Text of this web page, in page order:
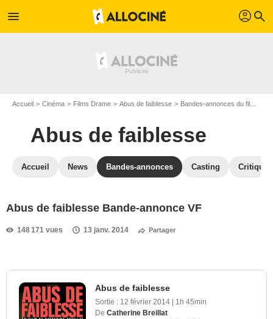
menu profil search
Accueil Cinéma Films Drame Abus de faiblesse Bandes-annonces du film Abus de faiblesse
Abus de faiblesse
Accueil News Bandes-annonces Casting
Abus de faiblesse Bande-annonce VF
148 171 vues 13 janv. 2014 Partager
Abus de faiblesse
Sortie : 12 février 2014
1h 45min
De Catherine Breillat